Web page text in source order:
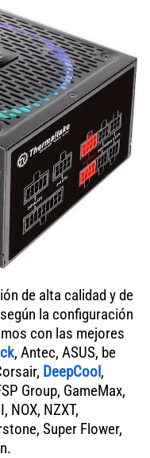
de alta calidad y de
la configuración
con las mejores
, Antec, ASUS, be
DeepCool,
Group, GameMax,
NOX, NZXT,
Super Flower,